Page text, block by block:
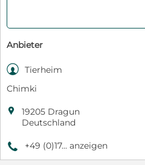
Anbieter
 Tierheim
Chimki

19205 Dragun
Deutschland
9 +49 (0)17... anzeigen